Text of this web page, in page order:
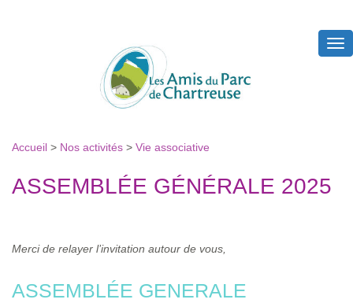
Accueil > Nos activités > Vie associative
ASSEMBLÉE GÉNÉRALE 2025
Merci de relayer l’invitation autour de vous,
ASSEMBLÉE GENERALE